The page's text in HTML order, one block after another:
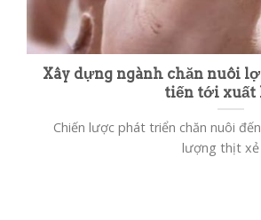
Xây dựng ngành chăn nuôi
tiến tới xuất
Chiến lược phát triển chăn nuôi
lượng thịt xẻ